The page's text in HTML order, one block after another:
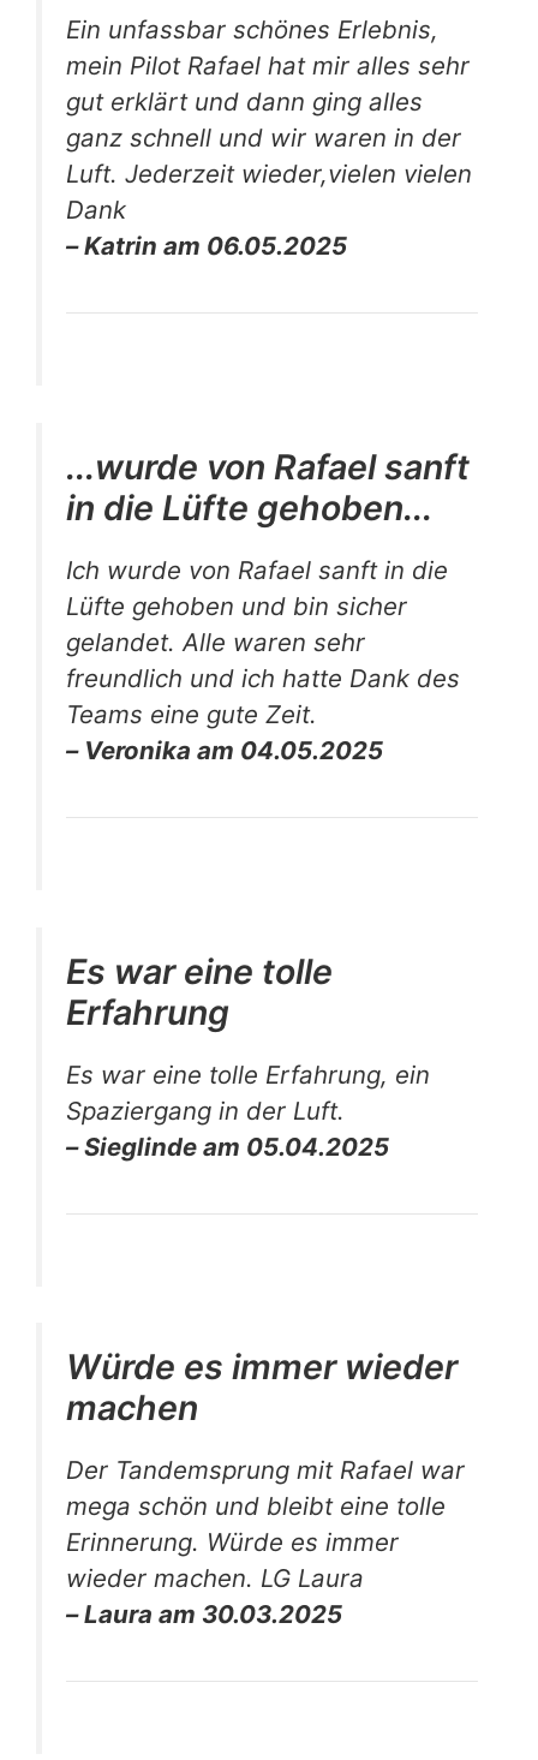
Ein unfassbar schönes Erlebnis,
mein Pilot Rafael hat mir alles sehr
gut erklärt und dann ging alles
ganz schnell und wir waren in der
Luft. Jederzeit wieder,vielen vielen
Dank
– Katrin am 06.05.2025
...wurde von Rafael sanft
in die Lüfte gehoben...
Ich wurde von Rafael sanft in die
Lüfte gehoben und bin sicher
gelandet. Alle waren sehr
freundlich und ich hatte Dank des
Teams eine gute Zeit.
– Veronika am 04.05.2025
Es war eine tolle
Erfahrung
Es war eine tolle Erfahrung, ein
Spaziergang in der Luft.
– Sieglinde am 05.04.2025
Würde es immer wieder
machen
Der Tandemsprung mit Rafael war
mega schön und bleibt eine tolle
Erinnerung. Würde es immer
wieder machen. LG Laura
– Laura am 30.03.2025